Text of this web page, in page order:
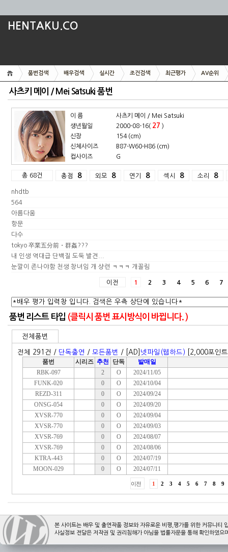
HENTAKU.CO
품번검색 배우검색 실시간 조건검색 최근평가 AV순위
사츠키 메이 / Mei Satsuki 품번
이 름
생년월일
신장
신체사이즈
컵사이즈
사츠키 메이 / Mei Satsuki
2000-08-16( 27 )
154 (cm)
B87-W60-H86 (cm)
G
총 68건 총점 8 외모 8 연기 8 섹시 8 소리 8
nhdtb
564
아름다움
항문
다수
tokyo 卒業五分前・群姦???
내 인생 역대급 단백질 도둑 발견...
눈깔이 존나야함 천생 창녀임 개 샹련 ㅋㅋㅋ 개꼴림
이전 1 2 3 4 5 6 7
품번 리스트 타입 (클릭시 품번 표시방식이 바뀝니다. )
본 사이트는 배우 및 출연작품 정보와 자유로운 비평,평가를 위한 커뮤니티
사실정보 전달은 저작권 및 권리침해가 아님을 법률자문을 통해 확인하였으